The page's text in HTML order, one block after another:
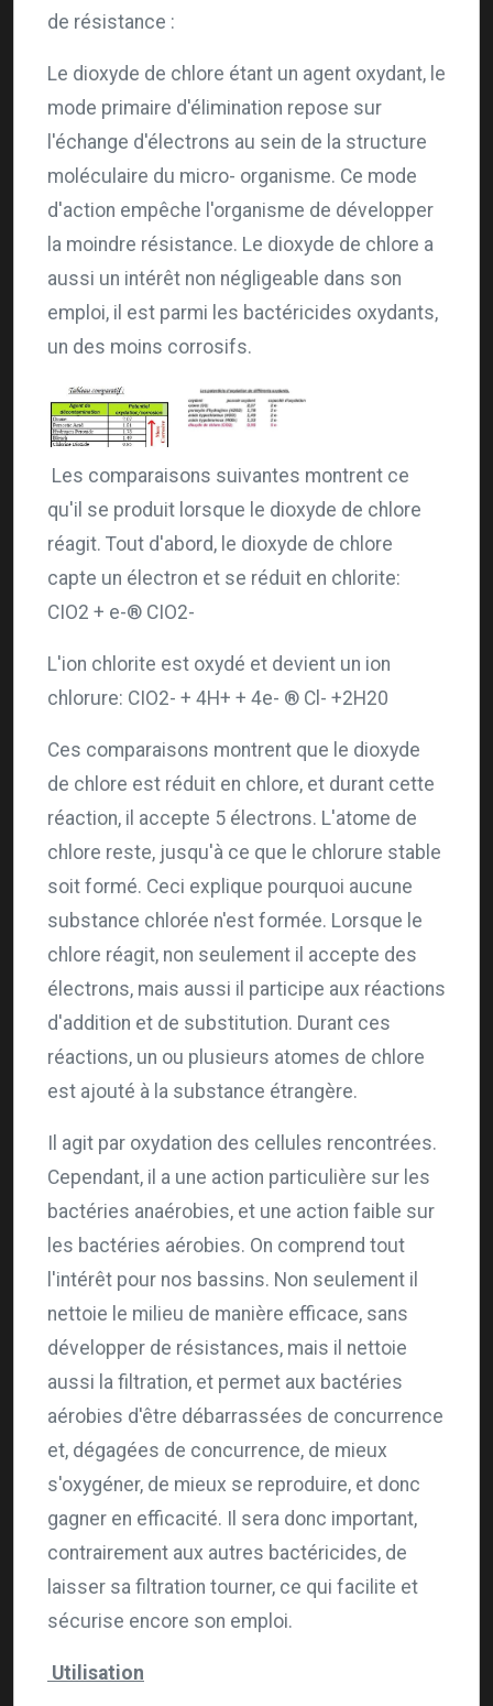
de résistance :
Le dioxyde de chlore étant un agent oxydant, le
mode primaire d'élimination repose sur
l'échange d'électrons au sein de la structure
moléculaire du micro- organisme. Ce mode
d'action empêche l'organisme de développer
la moindre résistance. Le dioxyde de chlore a
aussi un intérêt non négligeable dans son
emploi, il est parmi les bactéricides oxydants,
un des moins corrosifs.
Les comparaisons suivantes montrent ce
qu'il se produit lorsque le dioxyde de chlore
réagit. Tout d'abord, le dioxyde de chlore
capte un électron et se réduit en chlorite:
CIO2 + e-® CIO2-
L'ion chlorite est oxydé et devient un ion
chlorure: CIO2- + 4H+ + 4e- ® Cl- +2H20
Ces comparaisons montrent que le dioxyde
de chlore est réduit en chlore, et durant cette
réaction, il accepte 5 électrons. L'atome de
chlore reste, jusqu'à ce que le chlorure stable
soit formé. Ceci explique pourquoi aucune
substance chlorée n'est formée. Lorsque le
chlore réagit, non seulement il accepte des
électrons, mais aussi il participe aux réactions
d'addition et de substitution. Durant ces
réactions, un ou plusieurs atomes de chlore
est ajouté à la substance étrangère.
Il agit par oxydation des cellules rencontrées.
Cependant, il a une action particulière sur les
bactéries anaérobies, et une action faible sur
les bactéries aérobies. On comprend tout
l'intérêt pour nos bassins. Non seulement il
nettoie le milieu de manière efficace, sans
développer de résistances, mais il nettoie
aussi la filtration, et permet aux bactéries
aérobies d'être débarrassées de concurrence
et, dégagées de concurrence, de mieux
s'oxygéner, de mieux se reproduire, et donc
gagner en efficacité. Il sera donc important,
contrairement aux autres bactéricides, de
laisser sa filtration tourner, ce qui facilite et
sécurise encore son emploi.
Utilisation